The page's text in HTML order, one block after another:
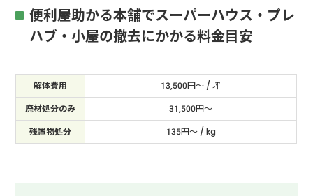
便利屋助かる本舗でスーパーハウス・プレ
ハブ・小屋の撤去にかかる料金目安
解体費用
13,500円〜 / 坪
廃材処分のみ
31,500円〜
残置物処分
135円〜 / kg